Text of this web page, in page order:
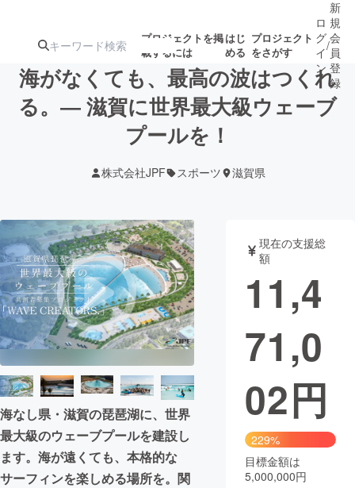
プロジェクトを掲
載するには
はじ
める
プロジェクト
をさがす
注目の新着プロ募集終了が近いプ
ロジェクト
テクノロジー・ガジェット
映像・映画 書籍・雑誌
ビジネス・起業 チャレンジ
まちづくり・地域活性化
CAMPFIRE for Social Good
CAMPFIRE Creation
CAMPFIREふるさと納税
コミュニティ
ロ
グ
イ
ン
/
新
規
会
員
登
録
海がなくても、最高の波はつくれ
る。― 滋賀に世界最大級ウェーブ
プールを！
株式会社JPF スポーツ 滋賀県
海なし県・滋賀の琵琶湖に、世界
最大級のウェーブプールを建設し
ます。海が遠くても、本格的な
サーフィンを楽しめる場所を。関
現在の支援総
額
11,4
71,0
02円
229%
目標金額は
5,000,000円